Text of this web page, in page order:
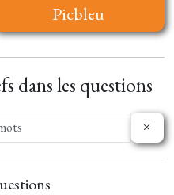
Picbleu
dans les questions